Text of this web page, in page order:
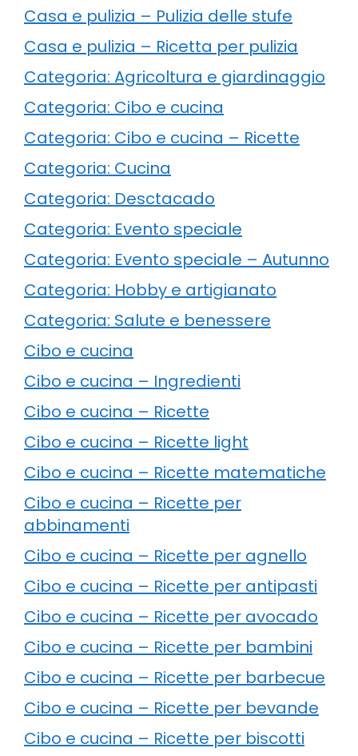
Casa e pulizia – Pulizia delle stufe
Casa e pulizia – Ricetta per pulizia
Categoria: Agricoltura e giardinaggio
Categoria: Cibo e cucina
Categoria: Cibo e cucina – Ricette
Categoria: Cucina
Categoria: Desctacado
Categoria: Evento speciale
Categoria: Evento speciale – Autunno
Categoria: Hobby e artigianato
Categoria: Salute e benessere
Cibo e cucina
Cibo e cucina – Ingredienti
Cibo e cucina – Ricette
Cibo e cucina – Ricette light
Cibo e cucina – Ricette matematiche
Cibo e cucina – Ricette per
abbinamenti
Cibo e cucina – Ricette per agnello
Cibo e cucina – Ricette per antipasti
Cibo e cucina – Ricette per avocado
Cibo e cucina – Ricette per bambini
Cibo e cucina – Ricette per barbecue
Cibo e cucina – Ricette per bevande
Cibo e cucina – Ricette per biscotti